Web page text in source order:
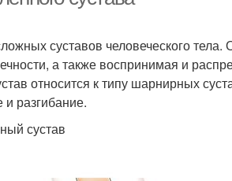
суставов человеческого тела.
а также воспринимая и
относится к типу шарнирных
разгибание.
сустав